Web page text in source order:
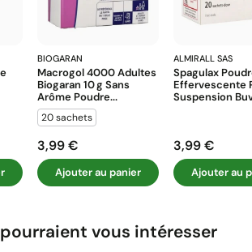
BIOGARAN
Macrogol 4000 Adultes
Biogaran 10 G Sans
Arôme Poudre...
20 sachets
Prix
3,99 €
Ajouter au panier
ALMIRALL SAS
Spagulax
Effervescente
Suspension
Prix
3,99 €
Ajouter au
vous intéresser